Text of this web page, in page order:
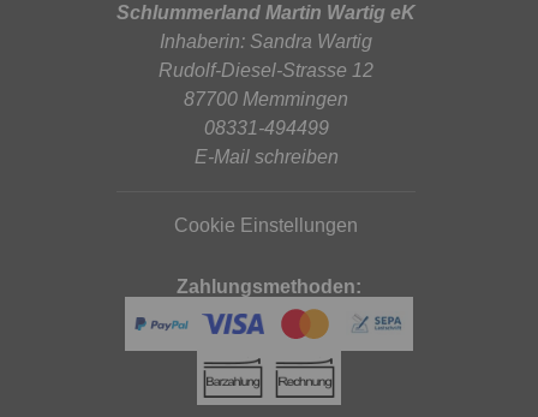
Schlummerland Martin Wartig eK
Inhaberin: Sandra Wartig
Rudolf-Diesel-Strasse 12
87700 Memmingen
08331-494499
E-Mail schreiben
Cookie Einstellungen
Zahlungsmethoden: